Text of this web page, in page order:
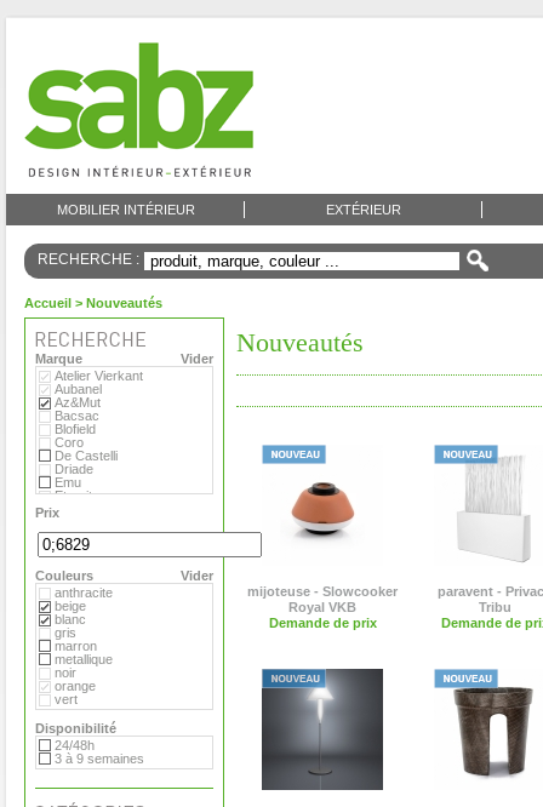
MOBILIER INTÉRIEUR EXTÉRIEUR
RECHERCHE :
Accueil > Nouveautés
Vider
Marque
Atelier Vierkant
Aubanel
Az&Mut
Bacsac
Blofield
Coro
De Castelli
Driade
Emu
Eternit
Eva Solo
Extremis
Fermob
Flora
Gandia Blasco
Magis
Paola Lenti
Roger Pradier
Royal VKB
Serralunga
Sywawa
Tribu
Versus
Virages
Prix
Vider
Couleurs
anthracite
beige
blanc
gris
marron
metallique
noir
orange
vert
Disponibilité
24/48h
3 à 9 semaines
Nouveautés
mijoteuse - Slowcooker
Royal VKB
Demande de prix
paravent -
Tribu
Demande de